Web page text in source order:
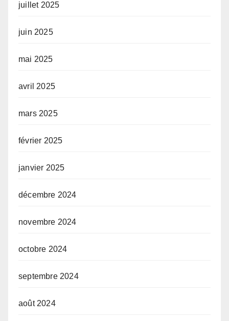
juillet 2025
juin 2025
mai 2025
avril 2025
mars 2025
février 2025
janvier 2025
décembre 2024
novembre 2024
octobre 2024
septembre 2024
août 2024